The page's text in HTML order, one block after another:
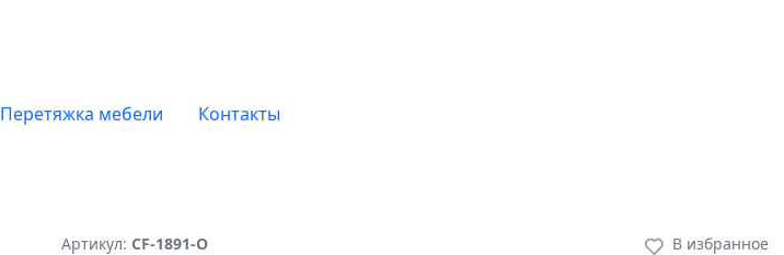
Перетяжка мебели Контакты
Артикул: CF-1891-O
В избранное